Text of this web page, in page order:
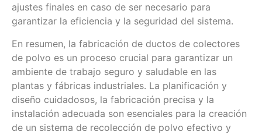
ajustes finales en caso de ser necesario para
garantizar la eficiencia y la seguridad del sistema.
En resumen, la fabricación de ductos de colectores
de polvo es un proceso crucial para garantizar un
ambiente de trabajo seguro y saludable en las
plantas y fábricas industriales. La planificación y
diseño cuidadosos, la fabricación precisa y la
instalación adecuada son esenciales para la creación
de un sistema de recolección de polvo efectivo y